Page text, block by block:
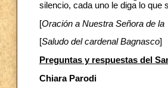
silencio, cada uno le diga lo que
[Oración a Nuestra Señora de
[Saludo del cardenal Bagnasco]
Preguntas y respuestas del
Chiara Parodi